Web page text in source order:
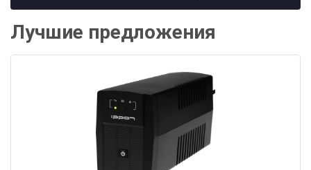
Лучшие предложения